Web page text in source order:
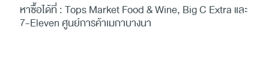
หาซื้อได้ที่ : Tops Market Food & Wine, Big C Extra และ
7-Eleven ศูนย์การค้าเมกาบางนา